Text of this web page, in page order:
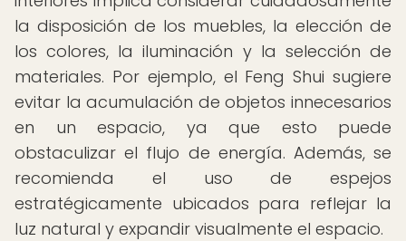
la disposición de los muebles, la elección de
los colores, la iluminación y la selección de
materiales. Por ejemplo, el Feng Shui sugiere
evitar la acumulación de objetos innecesarios
en un espacio, ya que esto puede
obstaculizar el flujo de energía. Además, se
recomienda el uso de espejos
estratégicamente ubicados para reflejar la
luz natural y expandir visualmente el espacio.